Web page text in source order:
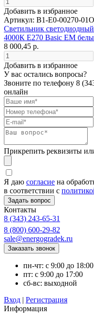
Добавить в избранное
Артикул: B1-E0-00270-
Светильник
4000К E270 Basic EM
8 000,45 р.
Добавить в избранное
У вас остались вопросы?
Звоните по телефону 8
онлайн
Прикрепить реквизиты
Я даю согласие на
в соответствии с
Контакты
8 (343) 243-65-31
8 (800) 600-29-82
sale@energogradek.ru
пн-чт: с 9:00 до 18:00
пт: с 9:00 до 17:00
сб-вс: выходной
Вход | Регистрация
Информация